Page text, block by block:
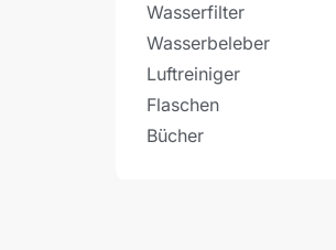
Wasserfilter
Wasserbeleber
Luftreiniger
Flaschen
Bücher